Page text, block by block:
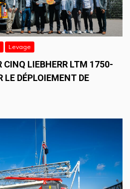
Levage
CINQ LIEBHERR LTM 1750-
LE DÉPLOIEMENT DE